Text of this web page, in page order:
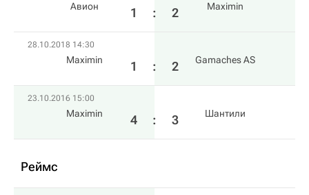
Авион 1 : 2 Maximin
28.10.2018 14:30
Maximin 1 : 2 Gamaches AS
23.10.2016 15:00
Maximin 4 : 3 Шантили
Реймс